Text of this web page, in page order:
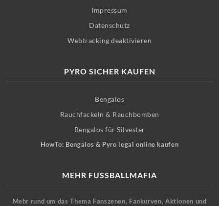
Impressum
Datenschutz
Webtracking deaktivieren
PYRO SICHER KAUFEN
Bengalos
Rauchfackeln & Rauchbomben
Bengalos für Silvester
HowTo: Bengalos & Pyro legal online kaufen
MEHR FUSSBALLMAFIA
Mehr rund um das Thema Fanszenen, Fankurven, Aktionen und